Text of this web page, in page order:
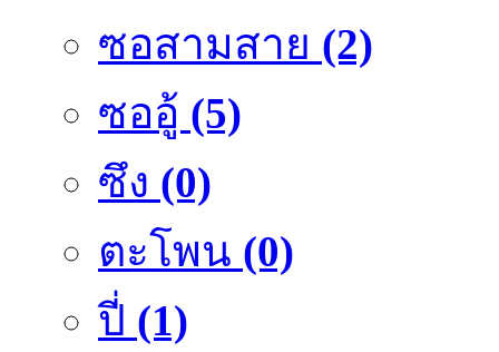
ซอสามสาย (2)
ซออู้ (5)
ซึง (0)
ตะโพน (0)
ปี่ (1)